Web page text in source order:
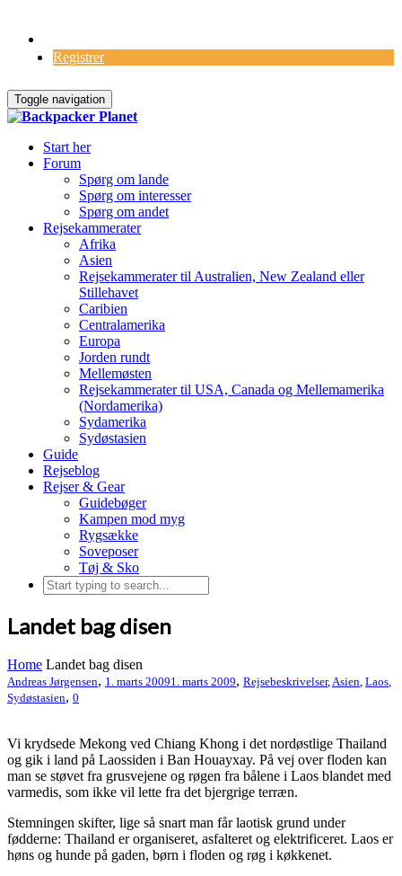
Registrer
Toggle navigation
Start her
Forum
Spørg om lande
Spørg om interesser
Spørg om andet
Rejsekammerater
Afrika
Asien
Rejsekammerater til Australien, New Zealand eller
Stillehavet
Caribien
Centralamerika
Europa
Jorden rundt
Mellemøsten
Rejsekammerater til USA, Canada og Mellemamerika
(Nordamerika)
Sydamerika
Sydøstasien
Guide
Rejseblog
Rejser & Gear
Guidebøger
Kampen mod myg
Rygsække
Soveposer
Tøj & Sko
Landet bag disen
Home Landet bag disen
Andreas Jørgensen, 1. marts 20091. marts 2009, Rejsebeskrivelser, Asien Laos
Sydøstasien, 0
Vi krydsede Mekong ved Chiang Khong i det nordøstlige Thailand
og gik i land på Laossiden i Ban Houayxay. På vej over floden kan
man se støvet fra grusvejene og røgen fra bålene i Laos blandet med
varmedis, som ikke vil lette fra det bjergrige terræn.
Stemningen skifter, lige så snart man får laotisk grund under
fødderne: Thailand er organiseret, asfalteret og elektrificeret. Laos er
høns og hunde på gaden, børn i floden og røg i køkkenet.